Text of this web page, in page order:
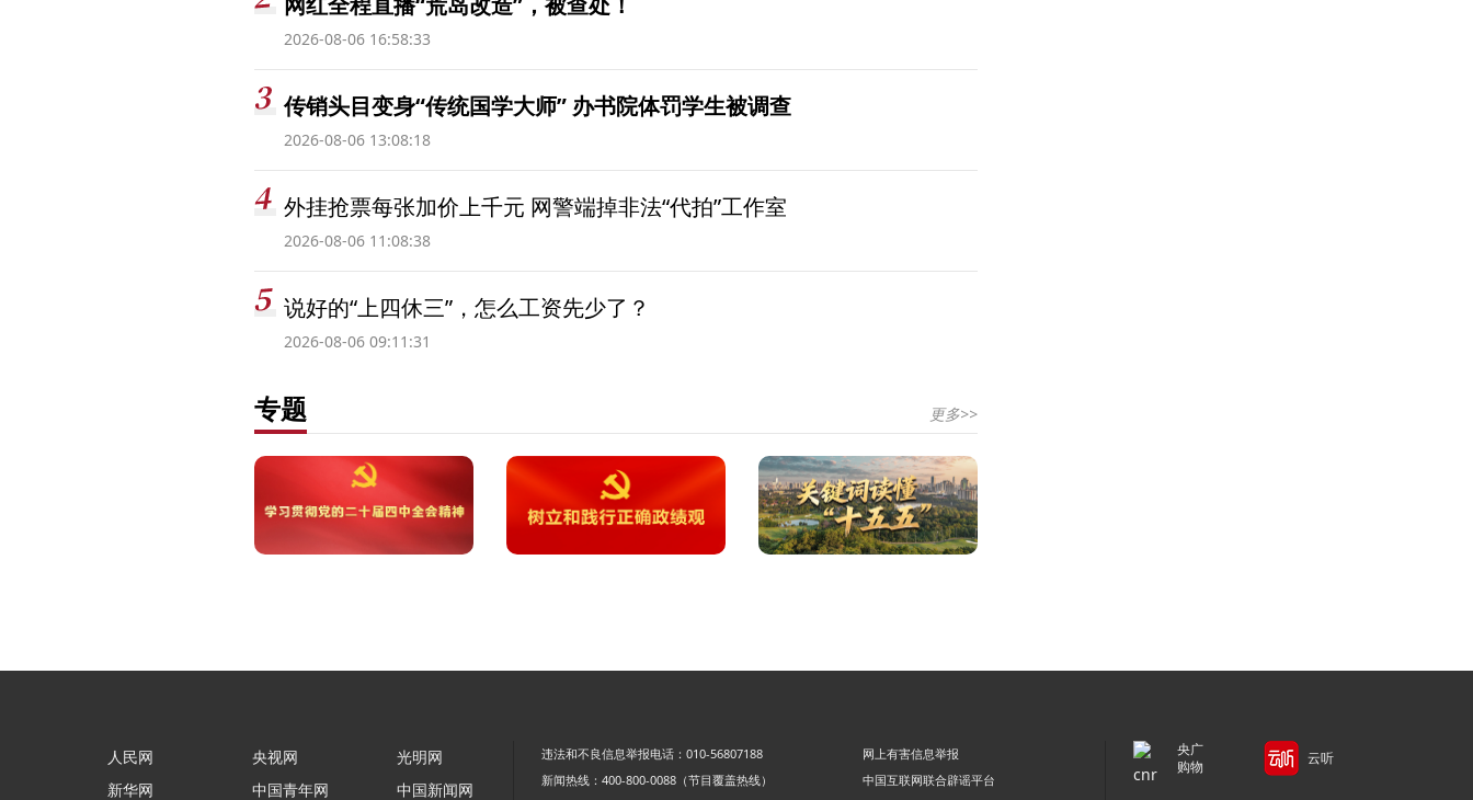
2026-08-06 16:58:33
传销头目变身“传统国学大师” 办书院体罚学生被调查
2026-08-06 13:08:18
外挂抢票每张加价上千元 网警端掉非法“代拍”工作室
2026-08-06 11:08:38
说好的“上四休三”，怎么工资先少了？
2026-08-06 09:11:31
专题 更多>>
人民网
新华网
央视网
中国青年网
光明网
中国新闻网
违法和不良信息举报电话：010-56807188
网上有害信息举报
新闻热线：400-800-0088（节目覆盖热线）
中国互联网联合辟谣平台
央广
购物
云听